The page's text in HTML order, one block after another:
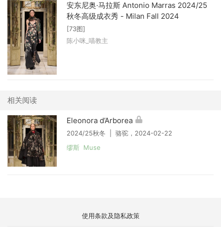
安东尼奥·马拉斯 Antonio Marras 2024/25
秋冬高级成衣秀 - Milan Fall 2024
[73图]
陈小咪_喵教主
相关阅读
Eleonora d’Arborea
2024/25秋冬 | 骆驼，2024-02-22
缪斯 Muse
使用条款及隐私政策